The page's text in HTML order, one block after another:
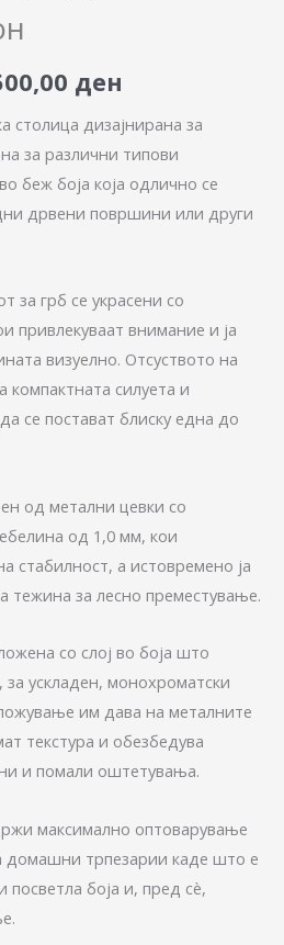
ден
столица дизајнирана за
за различни типови
беж боја која одлично се
дрвени површини или други
за грб се украсени со
привлекуваат внимание и ја
визуелно. Отсуството на
компактната силуета и
се постават блиску една до
од метални цевки со
од 1,0 мм, кои
стабилност, а истовремено ја
тежина за лесно преместување.
со слој во боја што
ускладен, монохроматски
им дава на металните
текстура и обезбедува
и помали оштетувања.
максимално оптоварување
домашни трпезарии каде што е
боја и, пред сè,